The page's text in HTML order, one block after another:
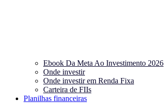
Ebook Da Meta Ao Investimento 2026
Onde investir
Onde investir em Renda Fixa
Carteira de FIIs
Planilhas financeiras